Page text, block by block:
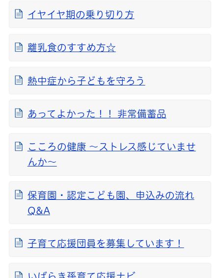
イヤイヤ期の乗り切り方
離乳食のすすめ方☆
熱中症から子どもを守ろう
あってよかった！！ 非常備蓄品
こころの健康 ～ストレス感じていませ
んか～
保育園・認定こども園、申込みの流れ
Q&A
子育て応援団員を募集しています！